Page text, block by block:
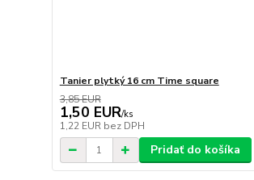
Tanier plytký 16 cm Time square
3,85 EUR
1,50 EUR/ks
1,22 EUR bez DPH
Pridať do košíka